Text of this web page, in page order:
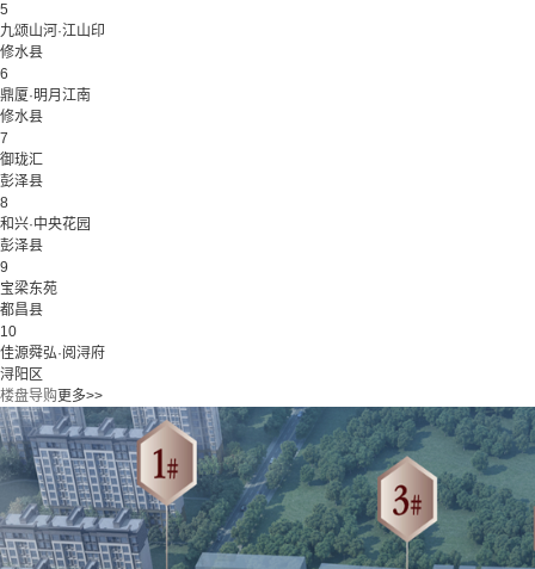
5
九颂山河·江山印
修水县
6
鼎厦·明月江南
修水县
7
御珑汇
彭泽县
8
和兴·中央花园
彭泽县
9
宝梁东苑
都昌县
10
佳源舜弘·阅浔府
浔阳区
楼盘导购更多>>